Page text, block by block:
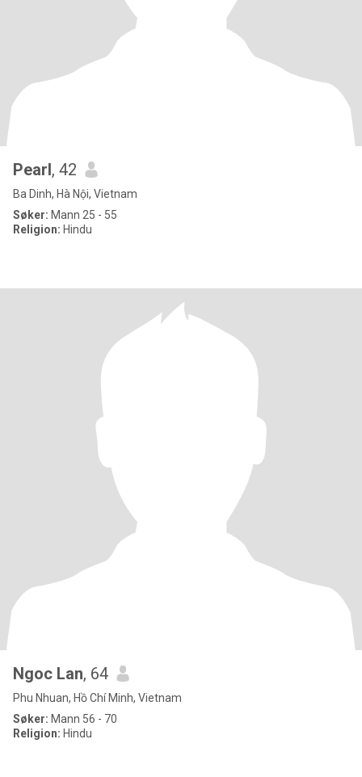
Pearl, 42
Ba Dinh, Hà Nội, Vietnam
Søker: Mann 25 - 55
Religion: Hindu
Ngoc Lan, 64
Phu Nhuan, Hồ Chí Minh, Vietnam
Søker: Mann 56 - 70
Religion: Hindu